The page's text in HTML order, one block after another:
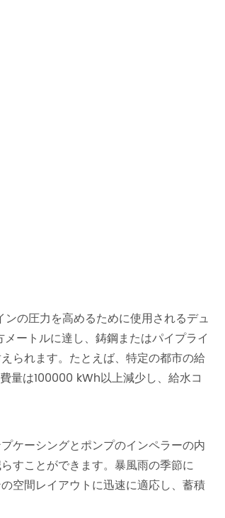
の圧力を高めるために使用されるデュ
ートルに達し、鋳鋼またはパイプライ
られます。たとえば、特定の都市の給
量は100000 kWh以上減少し、給水コ
ケーシングとポンプのインペラーの内
すことができます。暴風雨の季節に
空間レイアウトに迅速に適応し、蓄積